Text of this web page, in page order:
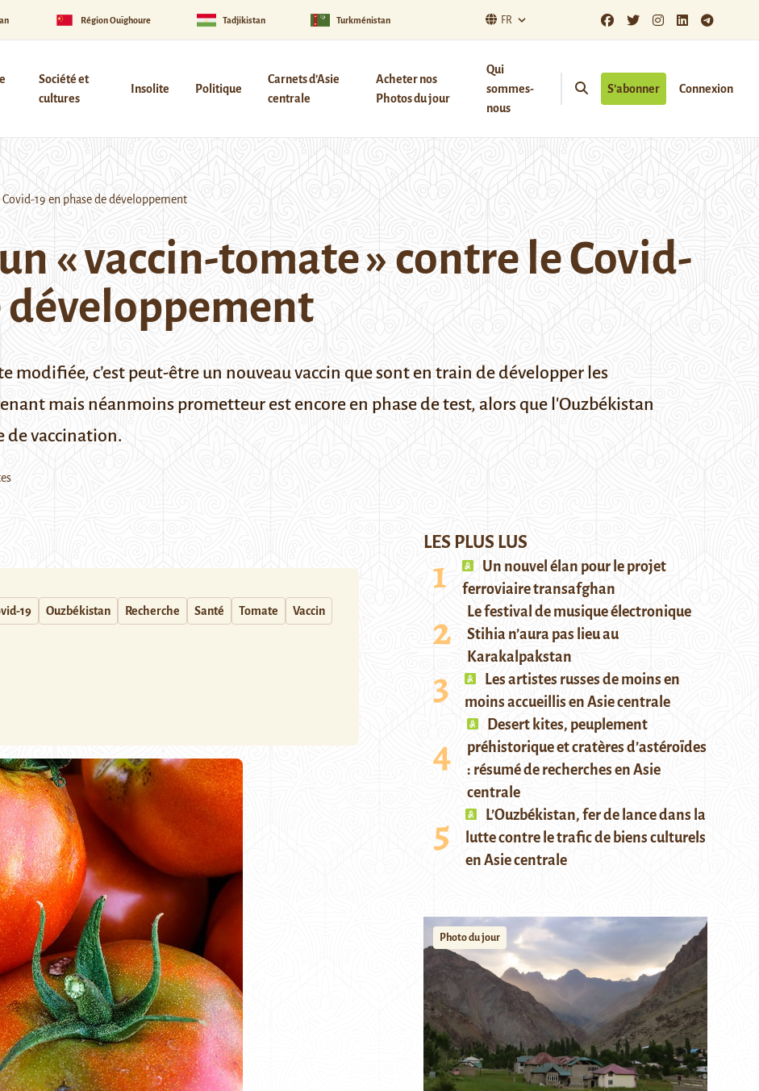
Région Ouïghoure Tadjikistan Turkménistan FR
Société et
cultures
Insolite Politique
Carnets d’Asie
centrale
Acheter nos
Photos du jour
Qui
sommes-
nous
S’abonner Connexion
19 en phase de développement
« vaccin-tomate » contre le Covid-
développement
modifiée, c’est peut-être un nouveau vaccin que sont en train de développer les
mais néanmoins prometteur est encore en phase de test, alors que l'Ouzbékistan
de vaccination.
19 Ouzbékistan Recherche Santé Tomate Vaccin
LES PLUS LUS
Un nouvel élan pour le projet
ferroviaire transafghan
Le festival de musique électronique
Stihia n’aura pas lieu au
Karakalpakstan
Les artistes russes de moins en
moins accueillis en Asie centrale
Desert kites, peuplement
préhistorique et cratères d’astéroïdes
: résumé de recherches en Asie
centrale
L’Ouzbékistan, fer de lance dans la
lutte contre le trafic de biens culturels
en Asie centrale
Photo du jour